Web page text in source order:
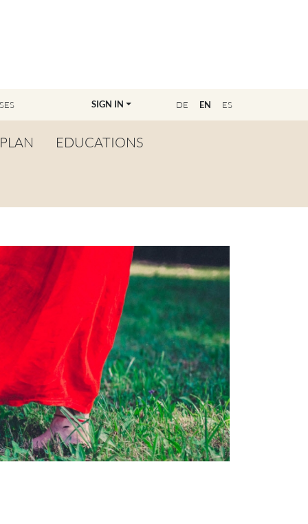
DE EN ES
SIGN IN
EDUCATIONS
BECOME A TEACHER
MASTER CLASS
REGISTRATION
FAQS – EDUCATIONS